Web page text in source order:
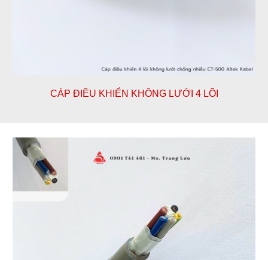
CÁP ĐIỀU KHIỂN KHÔNG LƯỚI 4LÕI